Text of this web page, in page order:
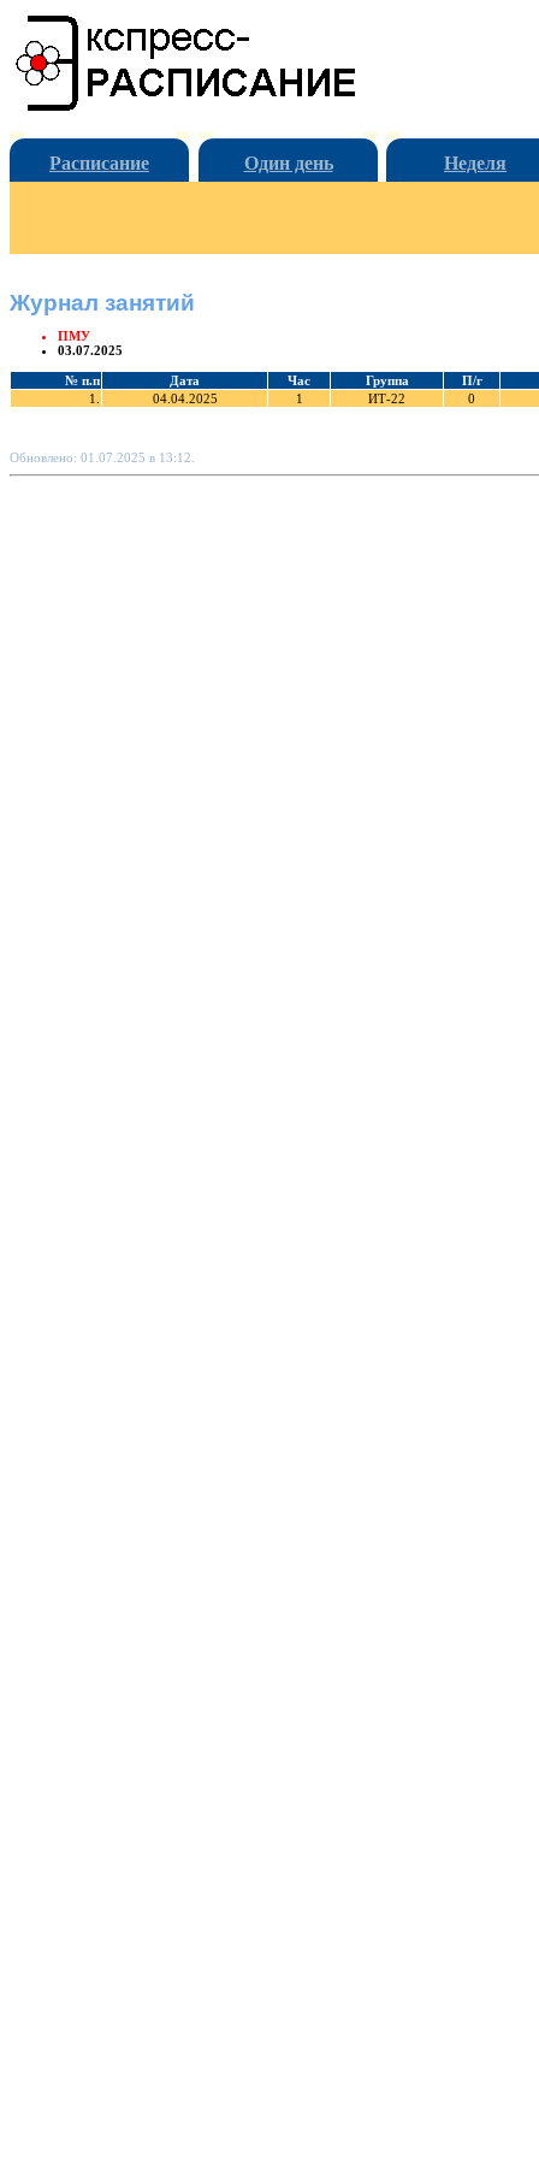
Расписание Один день Неделя
Журнал занятий
ПМУ
03.07.2025
№ п.п Дата Час Группа
П/г
1.
04.04.2025 1 ИТ-22 0
Обновлено: 01.07.2025 в 13:12.